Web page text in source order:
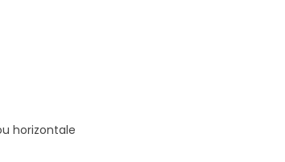
horizontale